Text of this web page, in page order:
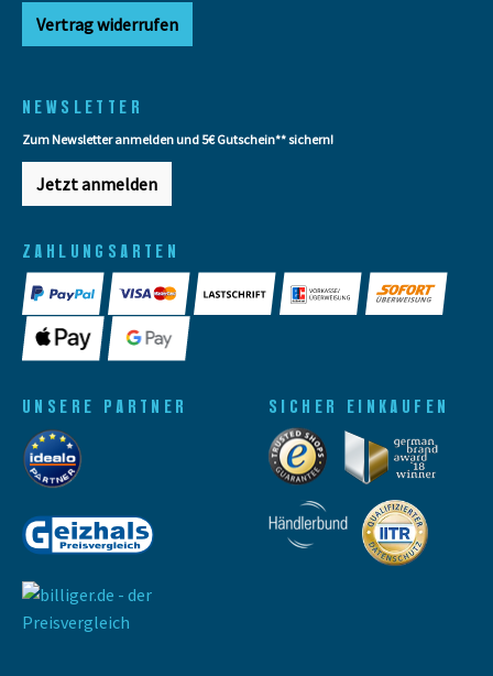
Vertrag widerrufen
NEWSLETTER
Zum Newsletter anmelden und 5€ Gutschein** sichern!
Jetzt anmelden
ZAHLUNGSARTEN
UNSERE PARTNER SICHER EINKAUFEN